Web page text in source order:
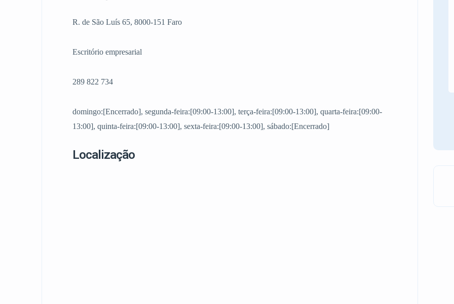
R. de São Luís 65, 8000-151 Faro
Escritório empresarial
289 822 734
domingo:[Encerrado], segunda-feira:[09:00-13:00], terça-feira:[09:00-13:00], quarta-feira:[09:00-
13:00], quinta-feira:[09:00-13:00], sexta-feira:[09:00-13:00], sábado:[Encerrado]
Localização